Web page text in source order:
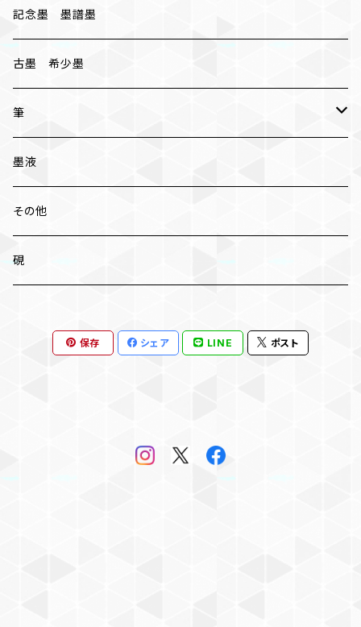
桐油煙墨
記念墨 墨譜墨
古墨 希少墨
筆
小筆
中筆
太筆
墨液
その他
硯
保存 シェア LINE ポスト